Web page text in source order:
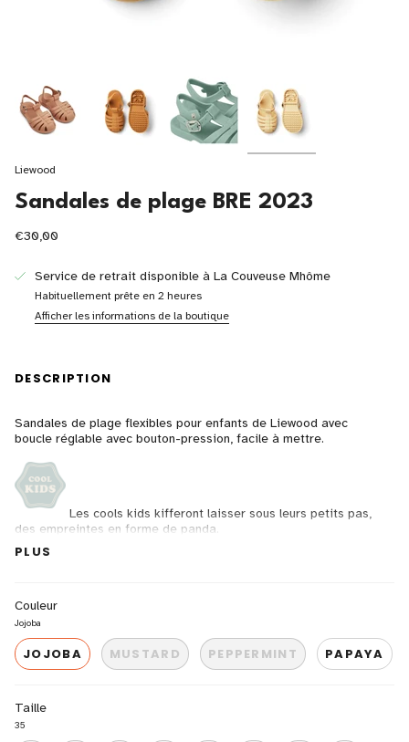
Liewood
Sandales de plage BRE 2023
€30,00
Service de retrait disponible à La Couveuse Mhôme
Habituellement prête en 2 heures
Afficher les informations de la boutique
DESCRIPTION
Sandales de plage flexibles pour enfants de Liewood avec
boucle réglable avec bouton-pression, facile à mettre.
Les cools kids kifferont laisser sous leurs petits pas,
des empreintes en forme de panda.
Matériel : 100% PVC sans
PLUS
Couleur
Jojoba
JOJOBA MUSTARD PEPPERMINT PAPAYA
Taille
35